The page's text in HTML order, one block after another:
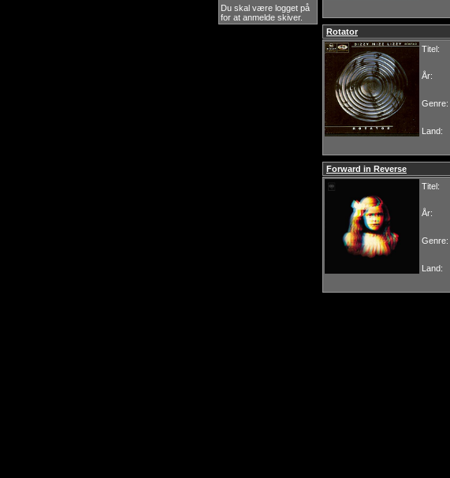
Du skal være logget på
for at anmelde skiver.
Rotator
Titel:
År:
Genre:
Land:
Forward in Reverse
Titel:
År:
Genre:
Land: